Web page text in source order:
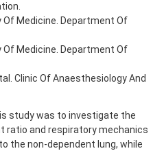
Of Medicine. Department Of
Of Medicine. Department Of
Clinic Of Anaesthesiology And
study was to investigate the
ratio and respiratory mechanics
the non-dependent lung, while